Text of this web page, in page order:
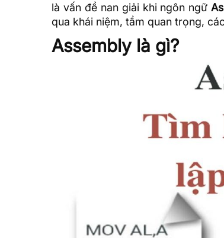
là vấn đề nan giải khi ngôn ngữ
qua khái niệm, tầm quan trọng,
Assembly là gì?